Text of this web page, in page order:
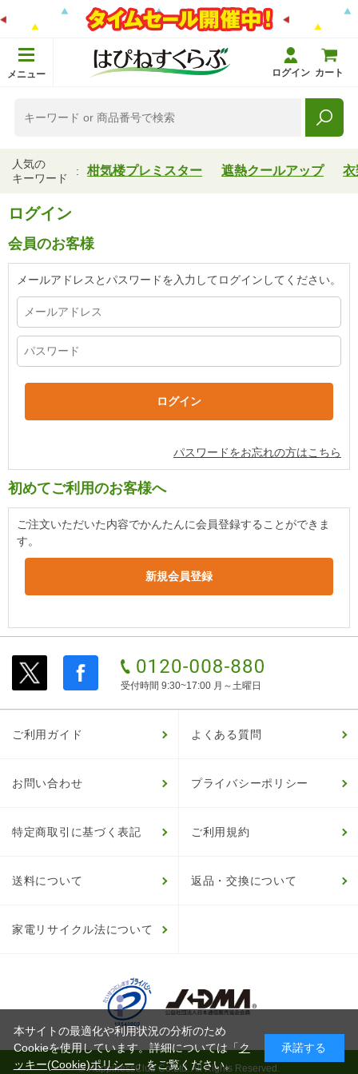
メニュー ログイン カート
人気の
キーワード
柑気楼プレミスター 遮熱クールアップ 衣
ログイン
会員のお客様
メールアドレスとパスワードを入力してログインしてください。
パスワードをお忘れの方はこちら
初めてご利用のお客様へ
ご注文いただいた内容でかんたんに会員登録することができま
す。
受付時間 9:30~17:00 月～土曜日
ご利用ガイド よくある質問
お問い合わせ プライバシーポリシー
特定商取引に基づく表記 ご利用規約
送料について 返品・交換について
家電リサイクル法について
© HappinessClub Co.Ltd. All Rights Reserved.
本サイトの最適化や利用状況の分析のため
Cookieを使用しています。詳細については「ク
ッキー(Cookie)ポリシー」をご覧ください。
承諾する